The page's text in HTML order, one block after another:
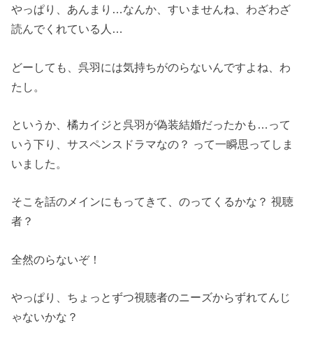
やっぱり、あんまり…なんか、すいませんね、わざわざ
読んでくれている人…
どーしても、呉羽には気持ちがのらないんですよね、わ
たし。
というか、橘カイジと呉羽が偽装結婚だったかも…って
いう下り、サスペンスドラマなの？ って一瞬思ってしま
いました。
そこを話のメインにもってきて、のってくるかな？ 視聴
者？
全然のらないぞ！
やっぱり、ちょっとずつ視聴者のニーズからずれてんじ
ゃないかな？